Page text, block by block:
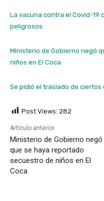
La vacuna contra el Covid-19
peligrosos
Ministerio de Gobierno negó
niños en El Coca
Se pidió el traslado de
Post Views: 282
Artículo anterior
Ministerio de Gobierno negó
que se haya reportado
secuestro de niños en El
Coca